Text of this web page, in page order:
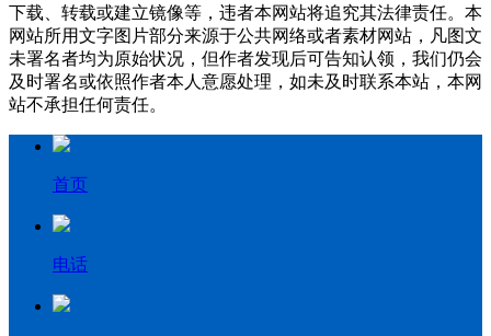
下载、转载或建立镜像等，违者本网站将追究其法律责任。本
网站所用文字图片部分来源于公共网络或者素材网站，凡图文
未署名者均为原始状况，但作者发现后可告知认领，我们仍会
及时署名或依照作者本人意愿处理，如未及时联系本站，本网
站不承担任何责任。
首页
电话